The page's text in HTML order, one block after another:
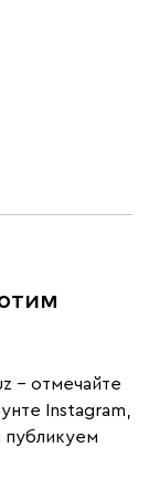
– отмечайте
Instagram,
публикуем